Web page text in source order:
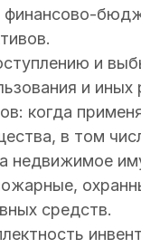
и
и иных
когда
в том
недвижимое
средств.